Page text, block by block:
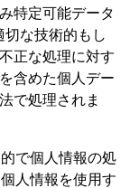
特定可能データ
切な技術的もし
正な処理に対す
含めた個人デー
で処理されま
で個人情報の処
人情報を使用す